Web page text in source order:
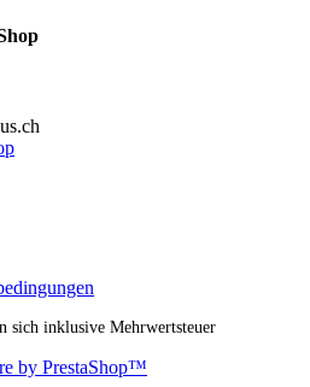
sich inklusive Mehrwertsteuer
by PrestaShop™